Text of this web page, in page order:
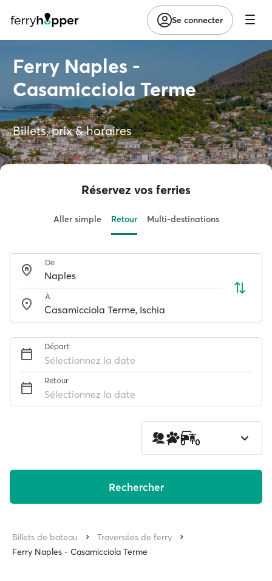
Se connecter
Ferry Naples -
Casamicciola Terme
Billets, prix & horaires
Réservez vos ferries
Aller simple Retour Multi-destinations
De
À
Départ
Sélectionnez la date
Retour
Sélectionnez la date
1 0 0
Rechercher
Billets de bateau
Traversées de ferry
Ferry Naples - Casamicciola Terme